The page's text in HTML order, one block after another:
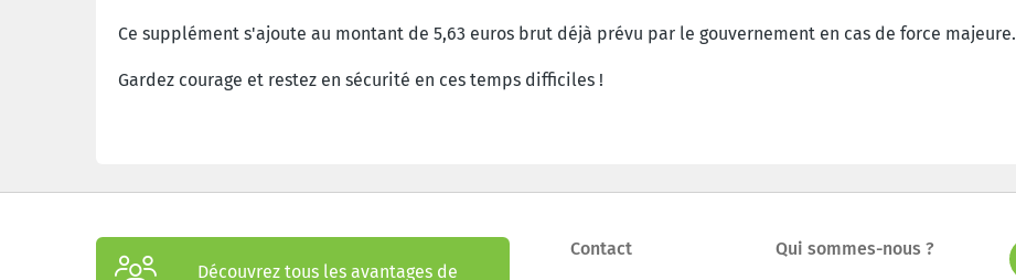
Ce supplément s'ajoute au montant de 5,63 euros brut déjà prévu par le gouvernement en cas de force majeure.
Gardez courage et restez en sécurité en ces temps difficiles !
Découvrez tous les avantages de
Contact Qui sommes-nous ?